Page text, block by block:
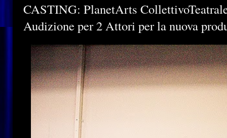
CASTING: PlanetArts
Audizione per 2 Attori per la nuova